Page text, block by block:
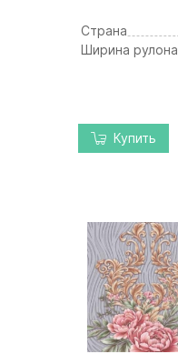
Страна
Ширина рулона
Купить